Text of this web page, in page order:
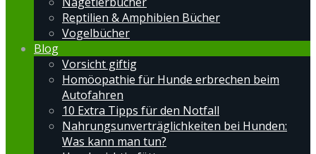
Reptilien & Amphibien Bücher
Vogelbücher
Blog
Vorsicht giftig
Homöopathie für Hunde erbrechen beim
Autofahren
10 Extra Tipps für den Notfall
Nahrungsunverträglichkeiten bei Hunden:
Was kann man tun?